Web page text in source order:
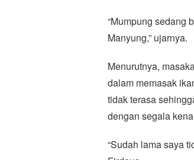
“Mumpung sedang
Manyung,” ujarnya.
Menurutnya,
dalam memasak
tidak terasa
dengan segala
“Sudah lama saya